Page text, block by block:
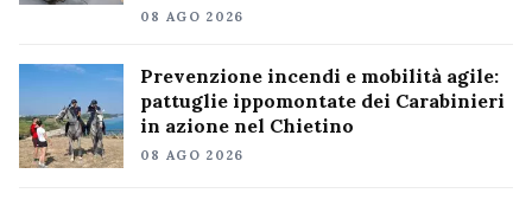
08 AGO 2026
Prevenzione incendi e mobilità agile:
pattuglie ippomontate dei Carabinieri
in azione nel Chietino
08 AGO 2026